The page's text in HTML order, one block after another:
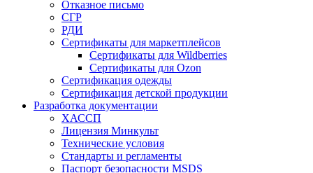
Отказное письмо
СГР
РДИ
Сертификаты для маркетплейсов
Сертификаты для Wildberries
Сертификаты для Ozon
Сертификация одежды
Сертификация детской продукции
Разработка документации
ХАССП
Лицензия Минкульт
Технические условия
Стандарты и регламенты
Паспорт безопасности MSDS